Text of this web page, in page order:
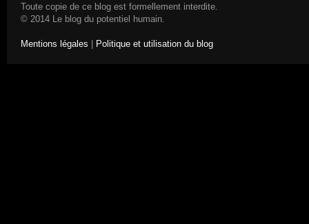
Toute copie de ce blog est formellement interdite.
© 2014 Le blog du potentiel humain.
Mentions légales | Politique et utilisation du blog